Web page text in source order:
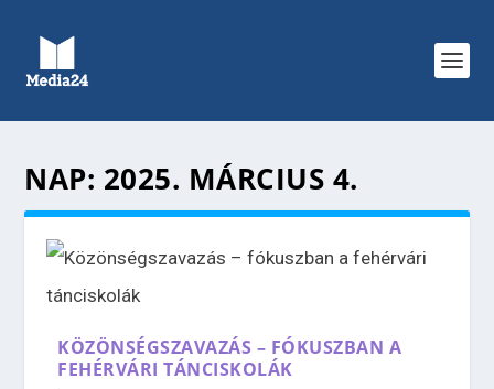
NAP: 2025. MÁRCIUS 4.
KÖZÖNSÉGSZAVAZÁS – FÓKUSZBAN A
FEHÉRVÁRI TÁNCISKOLÁK